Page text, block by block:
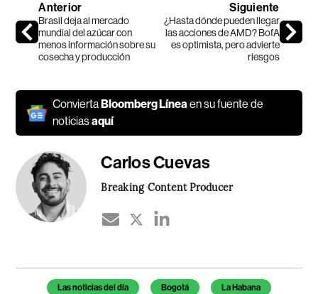
Anterior
Brasil deja al mercado
mundial del azúcar con
menos información sobre su
cosecha y producción
Siguiente
¿Hasta dónde pueden llegar
las acciones de AMD? BofA
es optimista, pero advierte
riesgos
Convierta Bloomberg Líneaen su fuente de
noticiasaquí
Carlos Cuevas
Breaking Content Producer
Temas de este artículo
Las noticias del día Bogotá La Habana